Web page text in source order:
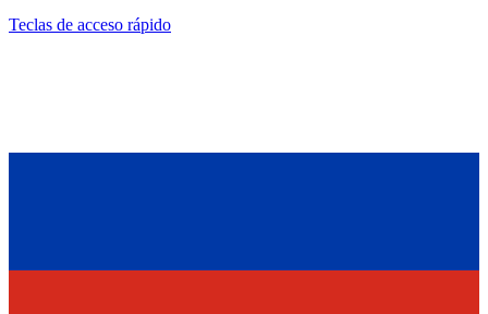
Teclas de acceso rápido